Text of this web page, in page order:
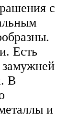
с
Есть
замужней
В
и